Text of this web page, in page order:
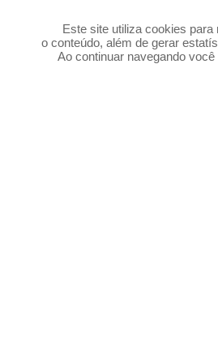
Este site utiliza cookies
o conteúdo, além de gerar
Ao continuar navegando